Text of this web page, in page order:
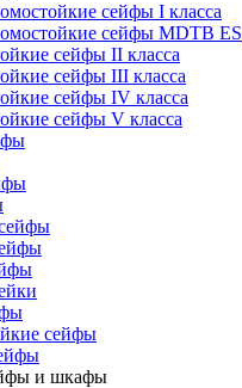
сейфы I класса
сейфы MDTB ES
сейфы II класса
сейфы III класса
сейфы IV класса
сейфы V класса
сейфы
и шкафы